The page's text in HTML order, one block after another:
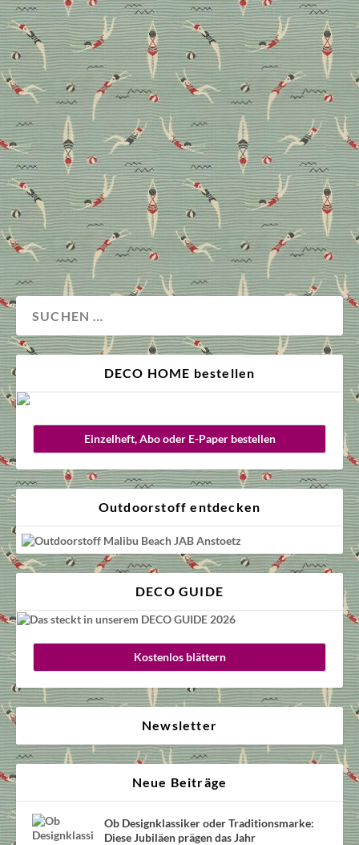
Fest verwurzelt:
Teppichdesignern Lila
Valadan im Interview
Gemeinsam mit iranischen Knüpferinnen fertigt
Designerin Lila Valadan einzigartige
Nomadenteppiche. Wir sprachen mit ihr über alte
Traditionen, Geduld und das Streben nach Schönheit.
Magazin
DECO HOME bestellen
Einzelheft, Abo oder E-Paper bestellen
Outdoorstoff entdecken
DECO GUIDE
Kostenlos blättern
Newsletter
Neue Beiträge
Ob Designklassiker oder Traditionsmarke:
Diese Jubiläen prägen das Jahr